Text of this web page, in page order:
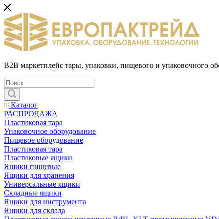
B2B маркетплейс тары, упаковки, пищевого и упаковочного
Каталог
РАСПРОДАЖА
Пластиковая тара
Упаковочное оборудование
Пищевое оборудование
Пластиковая тара
Пластиковые ящики
Ящики пищевые
Ящики для хранения
Универсальные ящики
Складные ящики
Ящики для инструмента
Ящики для склада